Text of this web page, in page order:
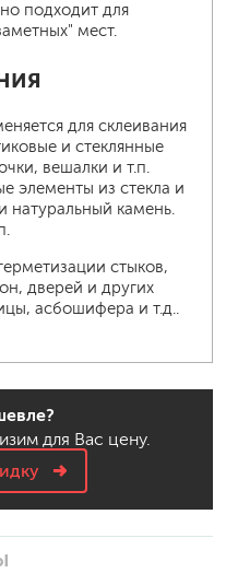
подходит для
мест.
для склеивания
и стеклянные
вешалки и т.п.
элементы из стекла и
натуральный камень.
стыков,
дверей и других
асбошифера и т.д..
для Вас цену.